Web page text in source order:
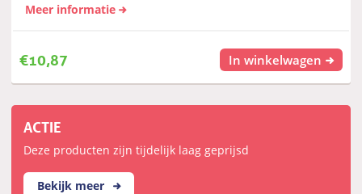
Meer informatie
€10,87 In winkelwagen
ACTIE
Deze producten zijn tijdelijk laag geprijsd
Bekijk meer